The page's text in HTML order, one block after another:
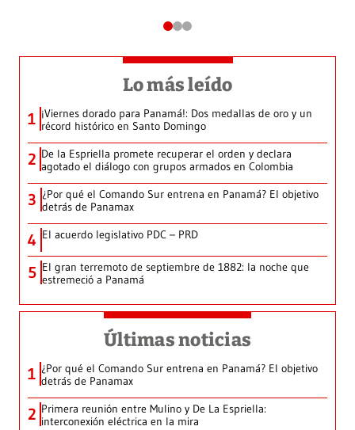
Lo más leído
1 ¡Viernes dorado para Panamá!: Dos medallas de oro y un
récord histórico en Santo Domingo
2 De la Espriella promete recuperar el orden y declara
agotado el diálogo con grupos armados en Colombia
3 ¿Por qué el Comando Sur entrena en Panamá? El objetivo
detrás de Panamax
4 El acuerdo legislativo PDC – PRD
5 El gran terremoto de septiembre de 1882: la noche que
estremeció a Panamá
Últimas noticias
1 ¿Por qué el Comando Sur entrena en Panamá? El objetivo
detrás de Panamax
2 Primera reunión entre Mulino y De La Espriella:
interconexión eléctrica en la mira